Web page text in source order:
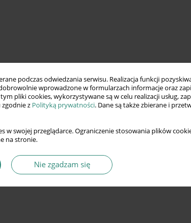
podczas odwiedzania serwisu. Realizacja funkcji
wprowadzone w formularzach informacje oraz
pliki cookies, wykorzystywane są w celu realizacji usług,
z Polityką prywatności. Dane są także zbierane i
w swojej przeglądarce. Ograniczenie stosowania plików
na stronie.
Nie zgadzam się